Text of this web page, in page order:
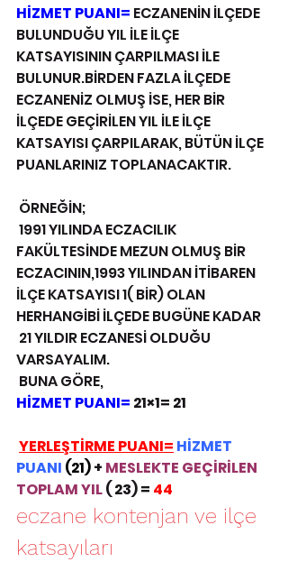
HİZMET PUANI= ECZANENİN İLÇEDE
BULUNDUĞU YIL İLE İLÇE
KATSAYISININ ÇARPILMASI İLE
BULUNUR.BİRDEN FAZLA İLÇEDE
ECZANENİZ OLMUŞ İSE, HER BİR
İLÇEDE GEÇİRİLEN YIL İLE İLÇE
KATSAYISI ÇARPILARAK, BÜTÜN İLÇE
PUANLARINIZ TOPLANACAKTIR.
ÖRNEĞİN;
FAKÜLTESİNDE MEZUN OLMUŞ BİR
ECZACININ,1993 YILINDAN İTİBAREN
İLÇE KATSAYISI 1( BİR) OLAN
HERHANGİBİ İLÇEDE BUGÜNE KADAR
21 YILDIR ECZANESİ OLDUĞU
VARSAYALIM.
BUNA GÖRE,
HİZMET PUANI= 21×1= 21
YERLEŞTİRME PUANI= HİZMET
PUANI (21) + MESLEKTE GEÇİRİLEN
TOPLAM YIL ( 23) = 44
eczane kontenjan ve ilçe
katsayıları